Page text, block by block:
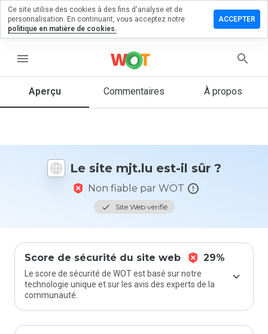
menu
Aperçu Commentaires À propos
Le site mjt.lu est-il sûr ?
Non fiable par WOT
Site Web vérifié
Score de sécurité du site web 29%
Le score de sécurité de WOT est basé sur notre
technologie unique et sur les avis des experts de la
communauté.
un
Quelle
donneriez-
Ce site utilise des cookies à des fins d'analyse et de
personnalisation. En continuant, vous acceptez notre
politique en matière de cookies.
ACCEPTER